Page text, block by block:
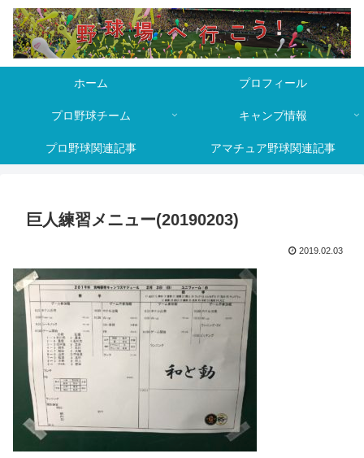
ホーム プロフィール
プロ野球チーム キャンプ情報
プロ野球関連記事 アマチュア野球関連記事
巨人練習メニュー(20190203)
2019.02.03